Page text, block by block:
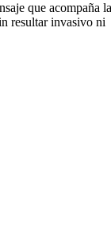
que acompaña la
resultar invasivo ni